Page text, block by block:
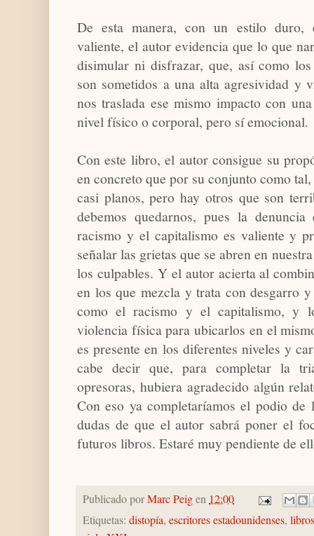
De esta manera, con un estilo duro,
valiente, el autor evidencia que lo que
disimular ni disfrazar, que, así como
son sometidos a una alta agresividad y
nos traslada ese mismo impacto con
nivel físico o corporal, pero sí emocional.
Con este libro, el autor consigue su
en concreto que por su conjunto como
casi planos, pero hay otros que son
debemos quedarnos, pues la
racismo y el capitalismo es valiente y
señalar las grietas que se abren en
los culpables. Y el autor acierta al
en los que mezcla y trata con desgarro
como el racismo y el capitalismo, y
violencia física para ubicarlos en el
es presente en los diferentes niveles y
cabe decir que, para completar la
opresoras, hubiera agradecido algún
Con eso ya completaríamos el podio de
dudas de que el autor sabrá poner el
futuros libros. Estaré muy pendiente de
Publicado porMarc Peigen 12:00
Etiquetas: distopía, escritores estadounidenses,